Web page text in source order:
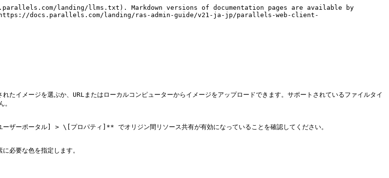
landing/llms.txt). Markdown versions of documentation pages are available by
docs.parallels.com/landing/ras-admin-guide/v21-ja-jp/parallels-web-client-
メージを選ぶか、URLまたはローカルコンピューターからイメージをアップロードできます。サポートされているファイルタイ
。
ポータル] > \[プロパティ]** でオリジン間リソース共有が有効になっていることを確認してください。
必要な色を指定します。